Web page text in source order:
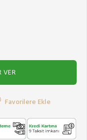
VER
Favorilere Ekle